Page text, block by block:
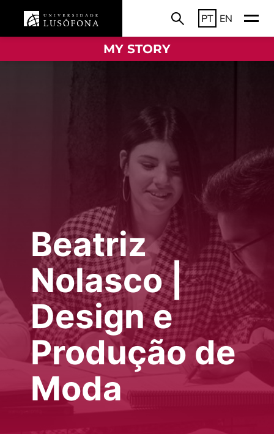
PT EN
MY STORY
Beatriz
Nolasco |
Design e
Produção de
Moda